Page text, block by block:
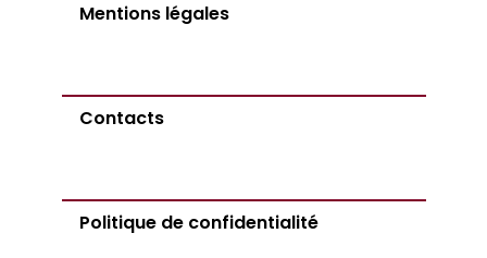
Mentions légales
Contacts
Politique de confidentialité